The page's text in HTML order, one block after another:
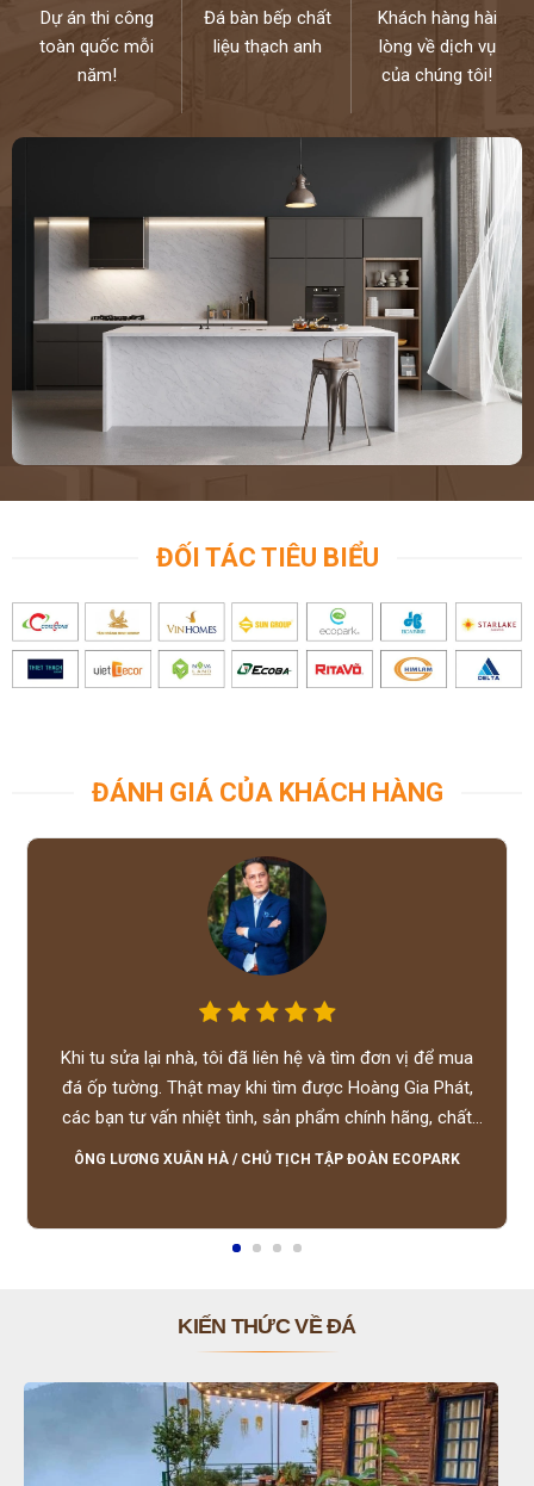
Dự án thi công
toàn quốc mỗi
năm!
Đá bàn bếp chất
liệu thạch anh
Khách hàng hài
lòng về dịch vụ
của chúng tôi!
ĐỐI TÁC TIÊU BIỂU
ĐÁNH GIÁ CỦA KHÁCH HÀNG
Khi tu sửa lại nhà, tôi đã liên hệ và tìm đơn vị để mua
đá ốp tường. Thật may khi tìm được Hoàng Gia Phát,
các bạn tư vấn nhiệt tình, sản phẩm chính hãng, chất
lượng tốt, giá hợp lý, hỗ trợ tận tình.
ÔNG LƯƠNG XUÂN HÀ / CHỦ TỊCH TẬP ĐOÀN ECOPARK
KIẾN THỨC VỀ ĐÁ